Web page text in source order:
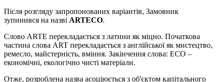
Після розгляду запропонованих варіантів, Замовник
зупинився на назві ARTECO.
Слово ARTE перекладається з латини як міцно. Початкова
частина слова ART перекладається з англійської як мистецтво,
ремесло, майстерність, вміння. Закінчення слова: ECO –
економічні, екологічно чисті матеріали.
Отже, розроблена назва асоціюється з об'єктом капітального